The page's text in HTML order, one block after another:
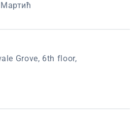
Grove, 6th floor,